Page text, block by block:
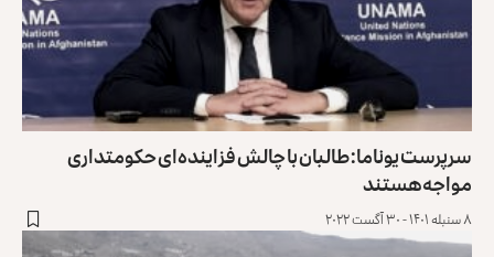
سرپرست یوناما: طالبان با چالش فزاینده‌ای حکومتداری
مواجه هستند
۸ سنبله ۱۴۰۱ - ۳۰ آگست ۲۰۲۲